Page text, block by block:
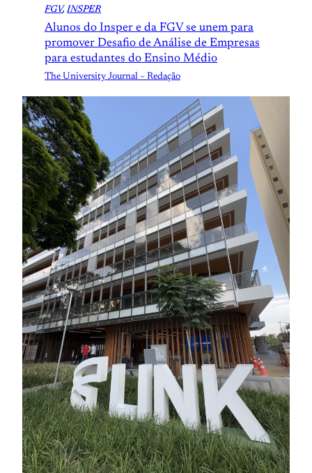
FGV, INSPER
Alunos do Insper e da FGV se unem para
promover Desafio de Análise de Empresas
para estudantes do Ensino Médio
The University Journal – Redação